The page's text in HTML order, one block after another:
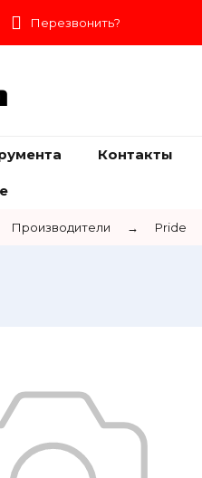
Перезвонить?
Контакты
Производители → Pride